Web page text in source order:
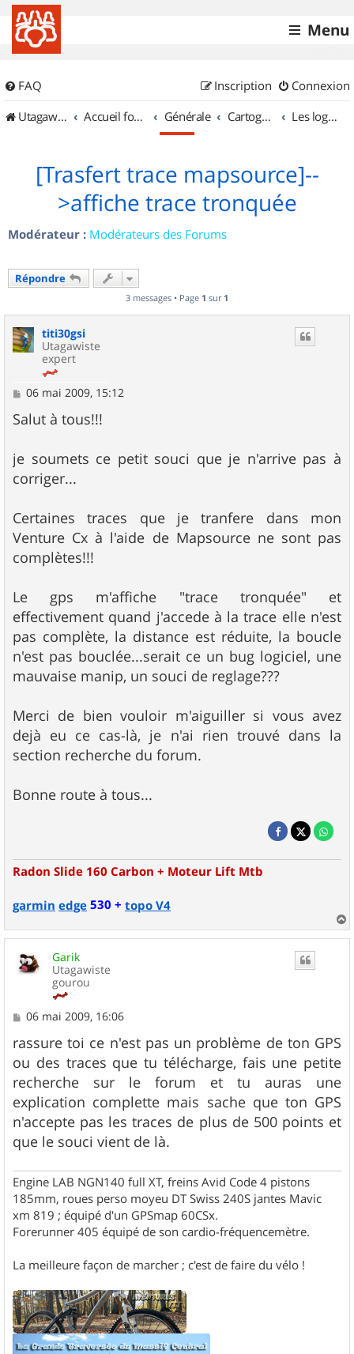
Menu
FAQ Connexion
Inscription
UtagawaVTT (Randos VTT et VTTAE avec traces GPS)
Accueil forum Générale Cartographie et GPS Les logiciels
[Trasfert trace mapsource]--
>affiche trace tronquée
Modérateur : Modérateurs des Forums
Répondre
3 messages • Page 1 sur 1
titi30gsi
Utagawiste
expert
M
s
s
g
e
06 mai 2009, 15:12
Salut à tous!!!
je soumets ce petit souci que je n'arrive pas à
corriger...
Certaines traces que je tranfere dans mon
Venture Cx à l'aide de Mapsource ne sont pas
complètes!!!
Le gps m'affiche "trace tronquée" et
effectivement quand j'accede à la trace elle n'est
pas complète, la distance est réduite, la boucle
n'est pas bouclée...serait ce un bug logiciel, une
mauvaise manip, un souci de reglage???
Merci de bien vouloir m'aiguiller si vous avez
dejà eu ce cas-là, je n'ai rien trouvé dans la
section recherche du forum.
Bonne route à tous...
Radon Slide 160 Carbon + Moteur Lift Mtb
garmin edge530 + topo V4
a
u
Garik
Utagawiste
gourou
M
s
s
a
g
e
06 mai 2009, 16:06
rassure toi ce n'est pas un problème de ton GPS
ou des traces que tu télécharge, fais une petite
recherche sur le forum et tu auras une
explication complette mais sache que ton GPS
n'accepte pas les traces de plus de 500 points et
que le souci vient de là.
Engine LAB NGN140 full XT, freins Avid Code 4 pistons
185mm, roues perso moyeu DT Swiss 240S jantes Mavic
xm 819 ; équipé d'un GPSmap 60CSx.
Forerunner 405 équipé de son cardio-fréquencemètre.
La meilleure façon de marcher ; c'est de faire du vélo !